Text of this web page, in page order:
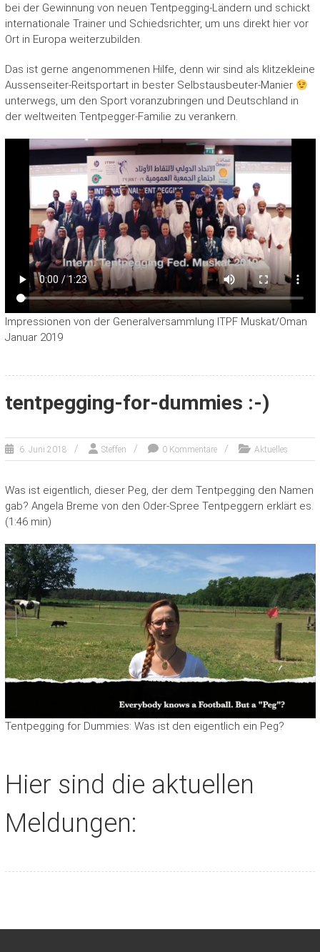
bei der Gewinnung von neuen Tentpegging-Ländern und schickt
internationale Trainer und Schiedsrichter, um uns direkt hier vor
Ort in Europa weiterzubilden.
Das ist gerne angenommenen Hilfe, denn wir sind als klitzekleine
Aussenseiter-Reitsportart in bester Selbstausbeuter-Manier
unterwegs, um den Sport voranzubringen und Deutschland in
der weltweiten Tentpegger-Familie zu verankern.
Impressionen von der Generalversammlung ITPF Muskat/Oman
Januar 2019
tentpegging-for-dummies :-)
6. Juni 2018 Steffen 0 Kommentare Aktuelles
Was ist eigentlich, dieser Peg, der dem Tentpegging den Namen
gab? Angela Breme von den Oder-Spree Tentpeggern erklärt es.
(1:46 min)
Tentpegging for Dummies: Was ist den eigentlich ein Peg?
Hier sind die aktuellen
Meldungen: